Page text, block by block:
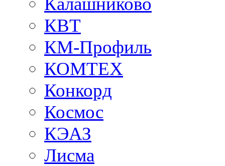
КВТ
КМ-Профиль
КОМТЕХ
Конкорд
Космос
КЭАЗ
Лисма